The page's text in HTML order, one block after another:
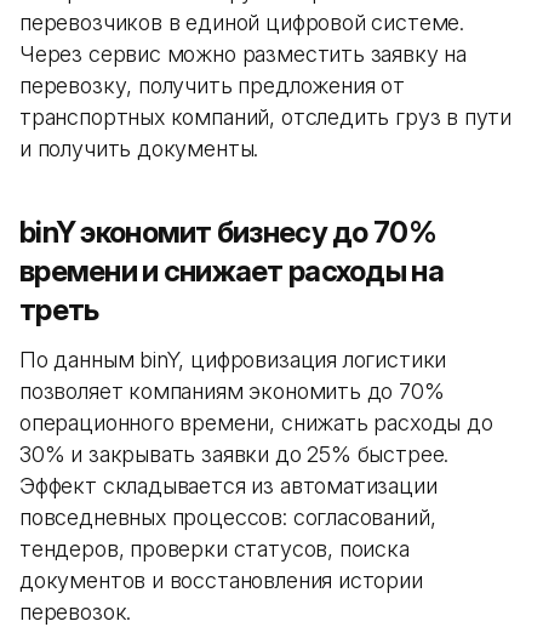
перевозчиков в единой цифровой системе.
Через сервис можно разместить заявку на
перевозку, получить предложения от
транспортных компаний, отследить груз в пути
и получить документы.
binY экономит бизнесу до 70%
времени и снижает расходы на
треть
По данным binY, цифровизация логистики
позволяет компаниям экономить до 70%
операционного времени, снижать расходы до
30% и закрывать заявки до 25% быстрее.
Эффект складывается из автоматизации
повседневных процессов: согласований,
тендеров, проверки статусов, поиска
документов и восстановления истории
перевозок.